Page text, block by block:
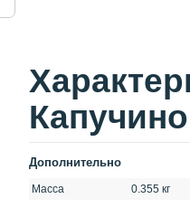
Капучино
Дополнительно
Масса 0.355 кг